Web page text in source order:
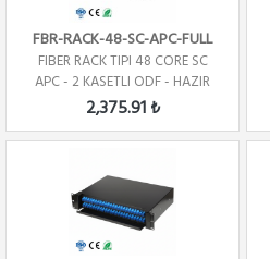
FBR-RACK-48-SC-APC-FULL
FIBER RACK TIPI 48 CORE SC
APC - 2 KASETLI ODF - HAZIR
2,375.91 ₺